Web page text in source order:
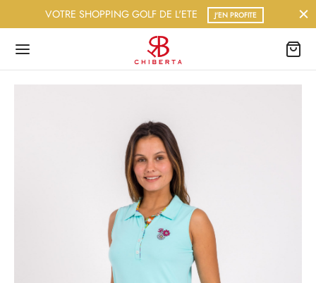
VOTRE SHOPPING GOLF DE L'ETE J'EN PROFITE